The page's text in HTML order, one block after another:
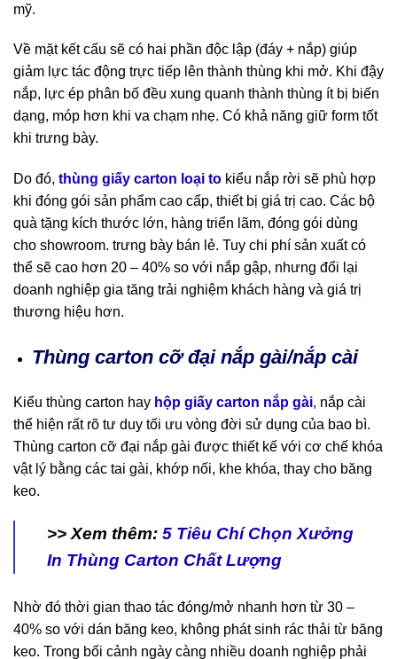
mỹ.
Về mặt kết cấu sẽ có hai phần độc lập (đáy + nắp) giúp
giảm lực tác động trực tiếp lên thành thùng khi mở. Khi đậy
nắp, lực ép phân bố đều xung quanh thành thùng ít bị biến
dạng, móp hơn khi va chạm nhẹ. Có khả năng giữ form tốt
khi trưng bày.
Do đó, thùng giấy carton loại to kiểu nắp rời sẽ phù hợp
khi đóng gói sản phẩm cao cấp, thiết bị giá trị cao. Các bộ
quà tặng kích thước lớn, hàng triển lãm, đóng gói dùng
cho showroom. trưng bày bán lẻ. Tuy chi phí sản xuất có
thể sẽ cao hơn 20 – 40% so với nắp gập, nhưng đổi lại
doanh nghiệp gia tăng trải nghiệm khách hàng và giá trị
thương hiệu hơn.
Thùng carton cỡ đại nắp gài/nắp cài
Kiểu thùng carton hay hộp giấy carton nắp gài, nắp cài
thể hiện rất rõ tư duy tối ưu vòng đời sử dụng của bao bì.
Thùng carton cỡ đại nắp gài được thiết kế với cơ chế khóa
vật lý bằng các tai gài, khớp nối, khe khóa, thay cho băng
keo.
>> Xem thêm: 5 Tiêu Chí Chọn Xưởng
In Thùng Carton Chất Lượng
Nhờ đó thời gian thao tác đóng/mở nhanh hơn từ 30 –
40% so với dán băng keo, không phát sinh rác thải từ băng
keo. Trong bối cảnh ngày càng nhiều doanh nghiệp phải